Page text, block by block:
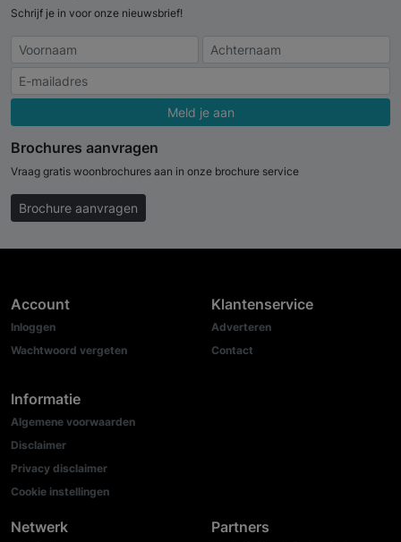
Schrijf je in voor onze nieuwsbrief!
Meld je aan
Brochures aanvragen
Vraag gratis woonbrochures aan in onze brochure service
Brochure aanvragen
Account
Inloggen
Wachtwoord vergeten
Informatie
Algemene voorwaarden
Disclaimer
Privacy disclaimer
Cookie instellingen
Klantenservice
Adverteren
Contact
Netwerk Partners